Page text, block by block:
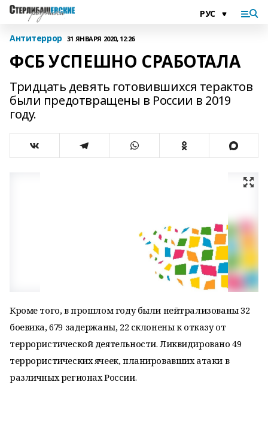
Антитеррор 31 ЯНВАРЯ 2020, 12:26
ФСБ УСПЕШНО СРАБОТАЛА
Тридцать девять готовившихся терактов
были предотвращены в России в 2019
году.
Кроме того, в прошлом году были нейтрализованы 32
боевика, 679 задержаны, 22 склонены к отказу от
террористической деятельности. Ликвидировано 49
террористических ячеек, планировавших атаки в
различных регионах России.